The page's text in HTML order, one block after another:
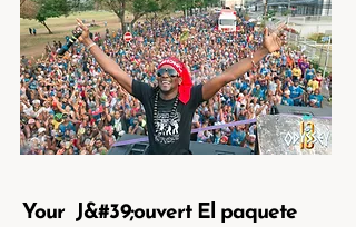
Your J&#39;ouvert El paquete